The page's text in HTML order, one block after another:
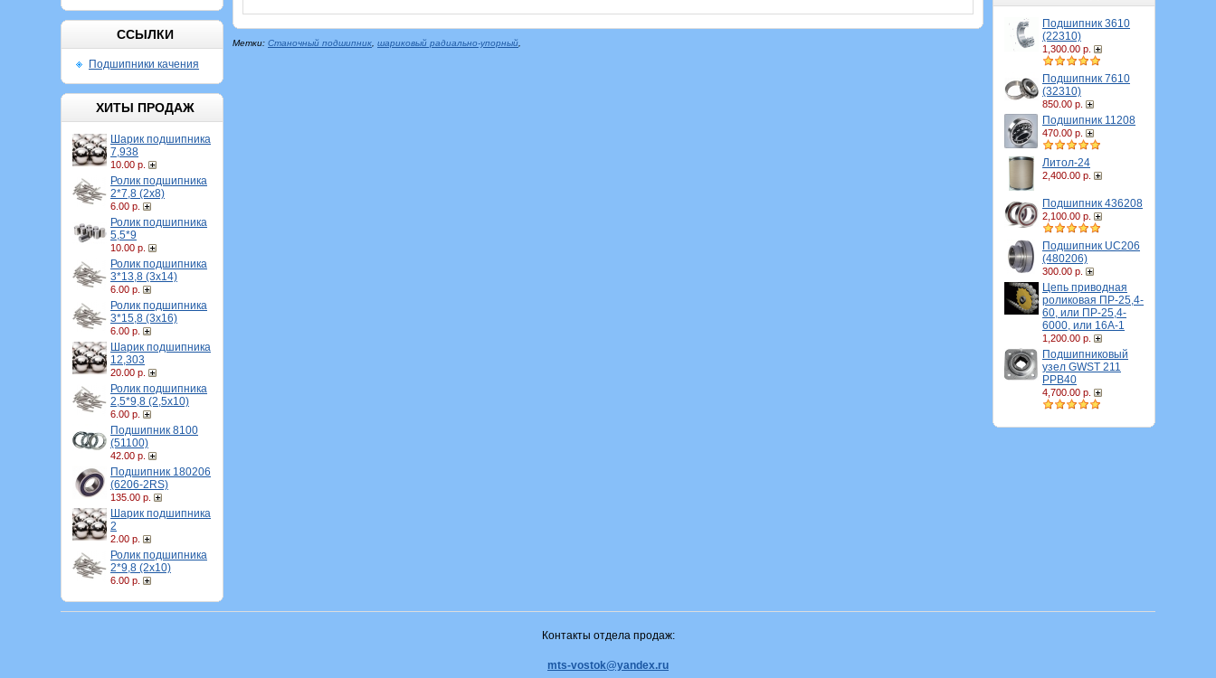
ССЫЛКИ
Подшипники качения
ХИТЫ ПРОДАЖ
Шарик подшипника
7,938
10.00 р.
Ролик подшипника
2*7,8 (2х8)
6.00 р.
Ролик подшипника
5,5*9
10.00 р.
Ролик подшипника
3*13,8 (3х14)
6.00 р.
Ролик подшипника
3*15,8 (3х16)
6.00 р.
Шарик подшипника
12,303
20.00 р.
Ролик подшипника
2,5*9,8 (2,5х10)
6.00 р.
Подшипник 8100
(51100)
42.00 р.
Подшипник 180206
(6206-2RS)
135.00 р.
Шарик подшипника
2
2.00 р.
Ролик подшипника
2*9,8 (2х10)
6.00 р.
Подшипник 3610
(22310)
1,300.00 р.
Подшипник 7610
(32310)
850.00 р.
Подшипник 11208
470.00 р.
Литол-24
2,400.00 р.
Подшипник 436208
2,100.00 р.
Подшипник UC206
(480206)
300.00 р.
Цепь приводная
роликовая ПР-25,4-
60, или ПР-25,4-
6000, или 16A-1
1,200.00 р.
Подшипниковый
узел GWST 211
PPB40
4,700.00 р.
Метки: Станочный подшипник шариковый радиально-упорный
Контакты отдела продаж:
mts-vostok@yandex.ru